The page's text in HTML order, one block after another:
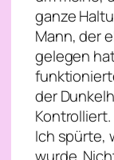
ganze
Mann, der
gelegen
der
Kontrolliert.
Ich spürte,